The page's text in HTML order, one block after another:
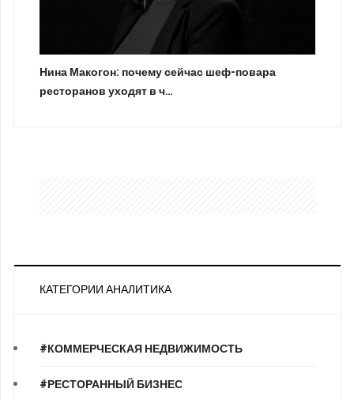
Нина Макогон: почему сейчас шеф-повара
ресторанов уходят в ч…
КАТЕГОРИИ АНАЛИТИКА
#КОММЕРЧЕСКАЯ НЕДВИЖИМОСТЬ
#РЕСТОРАННЫЙ БИЗНЕС